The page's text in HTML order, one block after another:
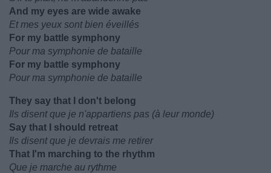
And my eyes are wide awake
Et mes yeux sont bien éveillés
For my battle symphony
Pour ma symphonie de bataille
For my battle symphony
Pour ma symphonie de bataille
They say that I don't belong
Ils disent que je n'appartiens pas (à leur monde)
Say that I should retreat
Ils disent que je devrais me retirer
That I'm marching to the rhythm
Que je marche au rythme